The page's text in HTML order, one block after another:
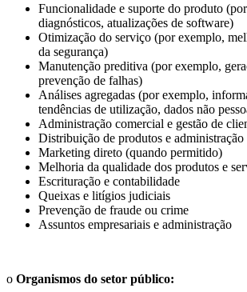
Funcionalidade e suporte do produto
diagnósticos, atualizações de software)
Otimização do serviço (por exemplo,
da segurança)
Manutenção preditiva (por exemplo,
prevenção de falhas)
Análises agregadas (por exemplo,
tendências de utilização, dados não
Administração comercial e gestão de
Distribuição de produtos e administração
Marketing direto (quando permitido)
Melhoria da qualidade dos produtos e
Escrituração e contabilidade
Queixas e litígios judiciais
Prevenção de fraude ou crime
Assuntos empresariais e administração
o Organismos do setor público: